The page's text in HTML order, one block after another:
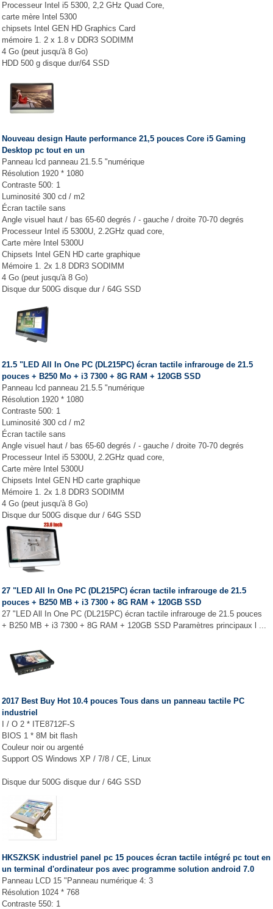
Processeur Intel i5 5300, 2,2 GHz Quad Core,
carte mère Intel 5300
chipsets Intel GEN HD Graphics Card
mémoire 1. 2 x 1.8 v DDR3 SODIMM
4 Go (peut jusqu'à 8 Go)
HDD 500 g disque dur/64 SSD
Nouveau design Haute performance 21,5 pouces Core i5 Gaming
Desktop pc tout en un
Panneau lcd panneau 21.5.5 "numérique
Résolution 1920 * 1080
Contraste 500: 1
Luminosité 300 cd / m2
Écran tactile sans
Angle visuel haut / bas 65-60 degrés / - gauche / droite 70-70 degrés
Processeur Intel i5 5300U, 2.2GHz quad core,
Carte mère Intel 5300U
Chipsets Intel GEN HD carte graphique
Mémoire 1. 2x 1.8 DDR3 SODIMM
4 Go (peut jusqu'à 8 Go)
Disque dur 500G disque dur / 64G SSD
21.5 "LED All In One PC (DL215PC) écran tactile infrarouge de 21.5
pouces + B250 Mo + i3 7300 + 8G RAM + 120GB SSD
Panneau lcd panneau 21.5.5 "numérique
Résolution 1920 * 1080
Contraste 500: 1
Luminosité 300 cd / m2
Écran tactile sans
Angle visuel haut / bas 65-60 degrés / - gauche / droite 70-70 degrés
Processeur Intel i5 5300U, 2.2GHz quad core,
Carte mère Intel 5300U
Chipsets Intel GEN HD carte graphique
Mémoire 1. 2x 1.8 DDR3 SODIMM
4 Go (peut jusqu'à 8 Go)
Disque dur 500G disque dur / 64G SSD
27 "LED All In One PC (DL215PC) écran tactile infrarouge de 21.5
pouces + B250 MB + i3 7300 + 8G RAM + 120GB SSD
27 "LED All In One PC (DL215PC) écran tactile infrarouge de 21.5 pouces
+ B250 MB + i3 7300 + 8G RAM + 120GB SSD Paramètres principaux l ...
2017 Best Buy Hot 10.4 pouces Tous dans un panneau tactile PC
industriel
I / O 2 * ITE8712F-S
BIOS 1 * 8M bit flash
Couleur noir ou argenté
Support OS Windows XP / 7/8 / CE, Linux
Disque dur 500G disque dur / 64G SSD
HKSZKSK industriel panel pc 15 pouces écran tactile intégré pc tout en
un terminal d'ordinateur pos avec programme solution android 7.0
Panneau LCD 15 "Panneau numérique 4: 3
Résolution 1024 * 768
Contraste 550: 1